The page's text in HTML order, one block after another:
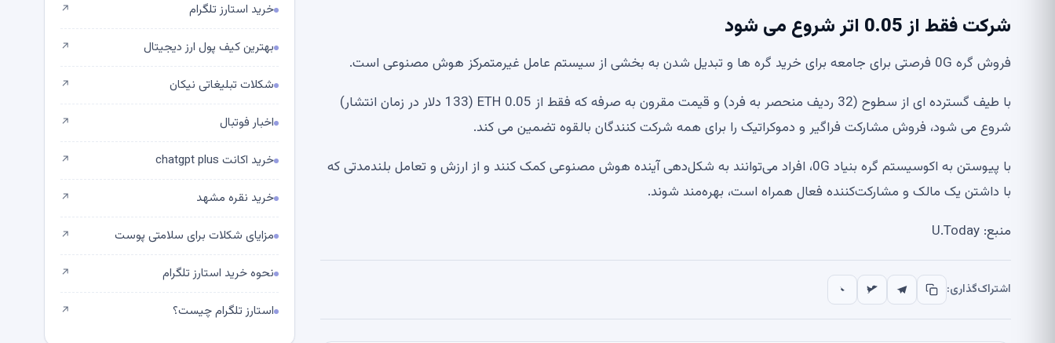
شرکت فقط از 0.05 اتر شروع می شود
فروش گره 0G فرصتی برای جامعه برای خرید گره ها و تبدیل شدن به بخشی از سیستم عامل غیرمتمرکز هوش مصنوعی است.
با طیف گسترده ای از سطوح (32 ردیف منحصر به فرد) و قیمت مقرون به صرفه که فقط از 0.05 ETH (133 دلار در زمان انتشار)
شروع می شود، فروش مشارکت فراگیر و دموکراتیک را برای همه شرکت کنندگان بالقوه تضمین می کند.
با پیوستن به اکوسیستم گره بنیاد 0G، افراد می‌توانند به شکل‌دهی آینده هوش مصنوعی کمک کنند و از ارزش و تعامل بلندمدتی که
با داشتن یک مالک و مشارکت‌کننده فعال همراه است، بهره‌مند شوند.
منبع: U.Today
اشتراک‌گذاری:
خرید استارز تلگرام ↗
بهترین کیف پول ارز دیجیتال ↗
شکلات تبلیغاتی نیکان ↗
اخبار فوتبال ↗
خرید اکانت chatgpt plus ↗
خرید نقره مشهد ↗
مزایای شکلات برای سلامتی پوست ↗
نحوه خرید استارز تلگرام ↗
استارز تلگرام چیست؟ ↗